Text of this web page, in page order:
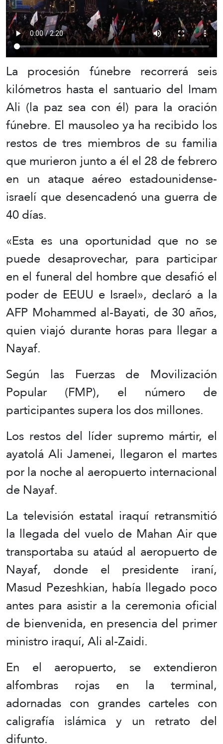
La procesión fúnebre recorrerá seis
kilómetros hasta el santuario del Imam
Ali (la paz sea con él) para la oración
fúnebre. El mausoleo ya ha recibido los
restos de tres miembros de su familia
que murieron junto a él el 28 de febrero
en un ataque aéreo estadounidense-
israelí que desencadenó una guerra de
40 días.
«Esta es una oportunidad que no se
puede desaprovechar, para participar
en el funeral del hombre que desafió el
poder de EEUU e Israel», declaró a la
AFP Mohammed al-Bayati, de 30 años,
quien viajó durante horas para llegar a
Nayaf.
Según las Fuerzas de Movilización
Popular (FMP), el número de
participantes supera los dos millones.
Los restos del líder supremo mártir, el
ayatolá Ali Jamenei, llegaron el martes
por la noche al aeropuerto internacional
de Nayaf.
La televisión estatal iraquí retransmitió
la llegada del vuelo de Mahan Air que
transportaba su ataúd al aeropuerto de
Nayaf, donde el presidente iraní,
Masud Pezeshkian, había llegado poco
antes para asistir a la ceremonia oficial
de bienvenida, en presencia del primer
ministro iraquí, Ali al-Zaidi.
En el aeropuerto, se extendieron
alfombras rojas en la terminal,
adornadas con grandes carteles con
caligrafía islámica y un retrato del
difunto.